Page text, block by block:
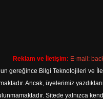
Reklam ve İletişim: E-mail:
gereğince Bilgi Teknolojileri ve
Ancak, üyelerimiz
Sitede yalnızca